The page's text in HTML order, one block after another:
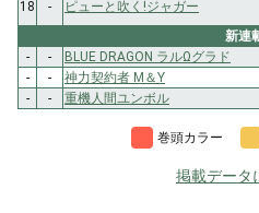
18
- ピューと吹く!ジャガー
新連
-
- BLUE DRAGON ラルΩグラド
-
- 神力契約者 M＆Y
-
- 重機人間ユンボル
巻頭カラー
掲載データ